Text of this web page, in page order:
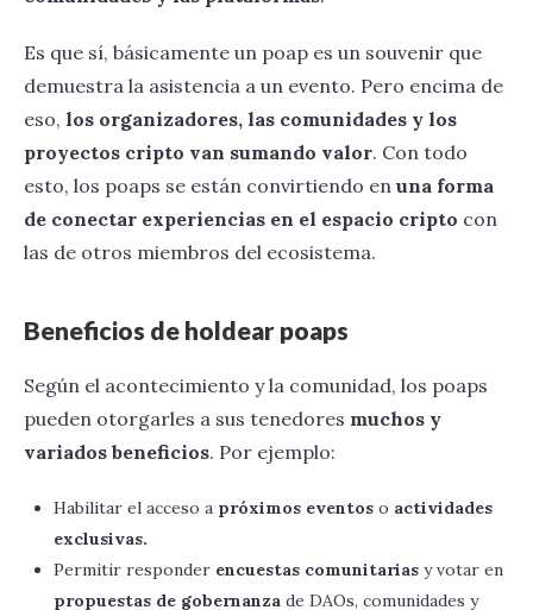
Es que sí, básicamente un poap es un souvenir que
demuestra la asistencia a un evento. Pero encima de
eso, los organizadores, las comunidades y los
proyectos cripto van sumando valor. Con todo
esto, los poaps se están convirtiendo en una forma
de conectar experiencias en el espacio cripto con
las de otros miembros del ecosistema.
Beneficios de holdear poaps
Según el acontecimiento y la comunidad, los poaps
pueden otorgarles a sus tenedores muchos y
variados beneficios. Por ejemplo:
Habilitar el acceso a próximos eventos o actividades
exclusivas.
Permitir responder encuestas comunitarias y votar en
propuestas de gobernanza de DAOs, comunidades y